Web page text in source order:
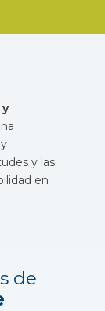
y las
en
de